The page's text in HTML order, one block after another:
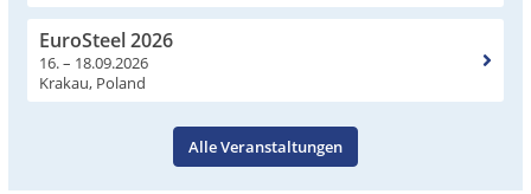
EuroSteel 2026
16. – 18.09.2026
Krakau, Poland
Alle Veranstaltungen